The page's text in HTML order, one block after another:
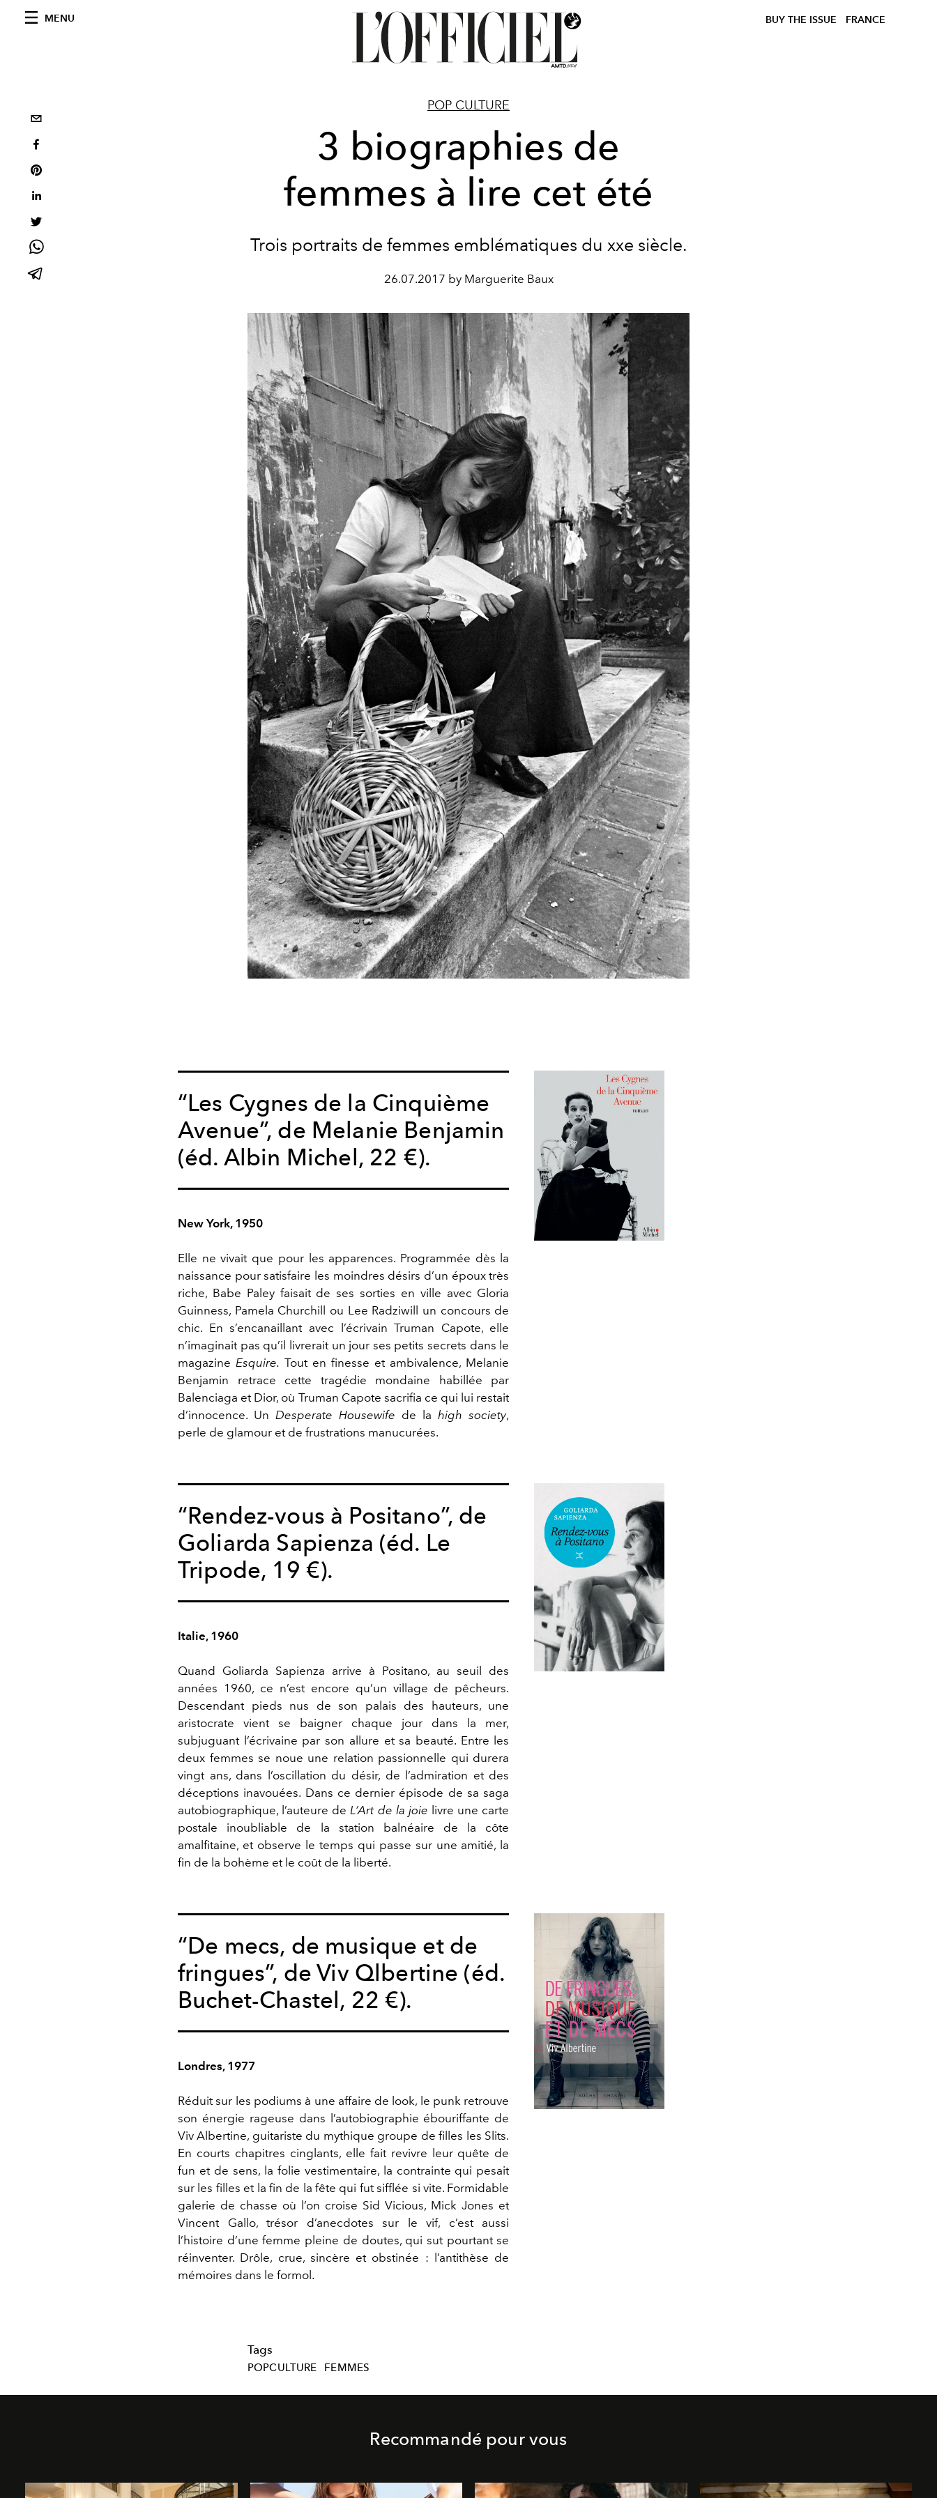
MENU BUY THE ISSUE FRANCE
POP CULTURE
3 biographies de
femmes à lire cet été
Trois portraits de femmes emblématiques du xxe siècle.
26.07.2017 by Marguerite Baux
“Les Cygnes de la Cinquième
Avenue”, de Melanie Benjamin
(éd. Albin Michel, 22 €).
New York, 1950
Elle ne vivait que pour les apparences. Programmée dès la
naissance pour satisfaire les moindres désirs d’un époux très
riche, Babe Paley faisait de ses sorties en ville avec Gloria
Guinness, Pamela Churchill ou Lee Radziwill un concours de
chic. En s’encanaillant avec l’écrivain Truman Capote, elle
n’imaginait pas qu’il livrerait un jour ses petits secrets dans le
magazine Esquire. Tout en finesse et ambivalence, Melanie
Benjamin retrace cette tragédie mondaine habillée par
Balenciaga et Dior, où Truman Capote sacrifia ce qui lui restait
d’innocence. Un Desperate Housewife de lahigh society,
perle de glamour et de frustrations manucurées.
“Rendez-vous à Positano”, de
Goliarda Sapienza (éd. Le
Tripode, 19 €).
Italie, 1960
Quand Goliarda Sapienza arrive à Positano, au seuil des
années 1960, ce n’est encore qu’un village de pêcheurs.
Descendant pieds nus de son palais des hauteurs, une
aristocrate vient se baigner chaque jour dans la mer,
subjuguant l’écrivaine par son allure et sa beauté. Entre les
deux femmes se noue une relation passionnelle qui durera
vingt ans, dans l’oscillation du désir, de l’admiration et des
déceptions inavouées. Dans ce dernier épisode de sa saga
autobiographique, l’auteure de L’Art de la joie livre une carte
postale inoubliable de la station balnéaire de la côte
amalfitaine, et observe le temps qui passe sur une amitié, la
fin de la bohème et le coût de la liberté.
“De mecs, de musique et de
fringues”, de Viv Qlbertine (éd.
Buchet-Chastel, 22 €).
Londres, 1977
Réduit sur les podiums à une affaire de look, le punk retrouve
son énergie rageuse dans l’autobiographie ébouriffante de
Viv Albertine, guitariste du mythique groupe de filles les Slits.
En courts chapitres cinglants, elle fait revivre leur quête de
fun et de sens, la folie vestimentaire, la contrainte qui pesait
sur les filles et la fin de la fête qui fut sifflée si vite. Formidable
galerie de chasse où l’on croise Sid Vicious, Mick Jones et
Vincent Gallo, trésor d’anecdotes sur le vif, c’est aussi
l’histoire d’une femme pleine de doutes, qui sut pourtant se
réinventer. Drôle, crue, sincère et obstinée : l’antithèse de
mémoires dans le formol.
Tags
POPCULTURE FEMMES
Recommandé pour vous